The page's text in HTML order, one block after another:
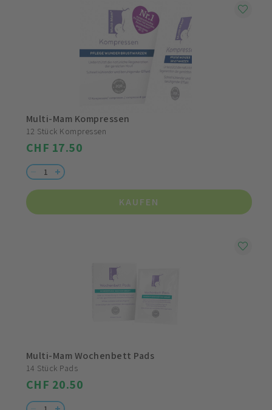
Multi-Mam Kompressen
12 Stück Kompressen
CHF 17.50
KAUFEN
Multi-Mam Wochenbett Pads
14 Stück Pads
CHF 20.50